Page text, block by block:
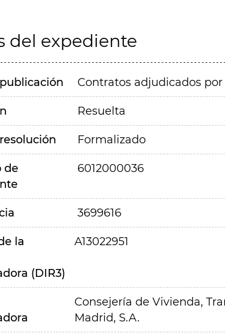
del expediente
Contratos adjudicados
Resuelta
Formalizado
de
6012000036
3699616
la
(DIR3)
A13022951
Consejería de Vivienda,
Madrid, S.A.